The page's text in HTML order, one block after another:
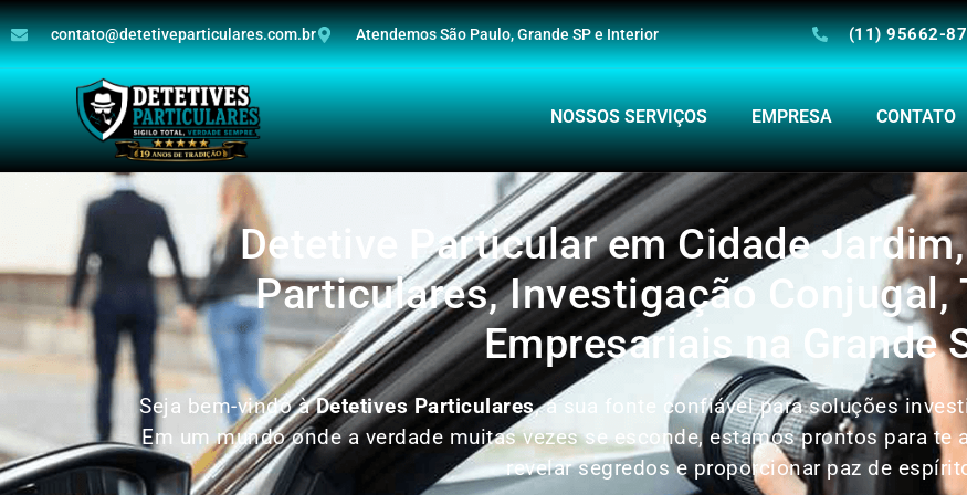
contato@detetiveparticulares.com.br Atendemos São Paulo, Grande SP e Interior (11) 95662-
NOSSOS SERVIÇOS EMPRESA CONTATO
Detetive Particular em Cidade
Particulares, Investigação Conjugal,
Empresariais na Grande
Seja bem-vindo àDetetives Particulares, a sua fonte confiável para soluções
Em um mundo onde a verdade muitas vezes se esconde, estamos prontos para te
revelar segredos e proporcionar paz de